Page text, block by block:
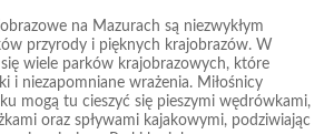
na Mazurach są niezwykłym
przyrody i pięknych krajobrazów. W
wiele parków krajobrazowych, które
i niezapomniane wrażenia. Miłośnicy
mogą tu cieszyć się pieszymi wędrówkami,
oraz spływami kajakowymi, podziwiając